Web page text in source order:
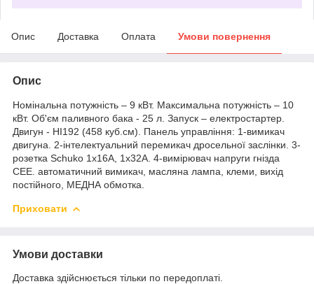
Опис Доставка Оплата Умови повернення
Опис
Номінальна потужність – 9 кВт. Максимальна потужність – 10
кВт. Об'єм паливного бака - 25 л. Запуск – електростартер.
Двигун - HI192 (458 куб.см). Панель управління: 1-вимикач
двигуна. 2-інтелектуальний перемикач дросельної заслінки. 3-
розетка Schuko 1х16А, 1х32А. 4-вимірювач напруги гнізда
CEE. автоматичний вимикач, масляна лампа, клеми, вихід
постійного, МЕДНА обмотка.
Приховати
Умови доставки
Доставка здійснюється тільки по передоплаті.